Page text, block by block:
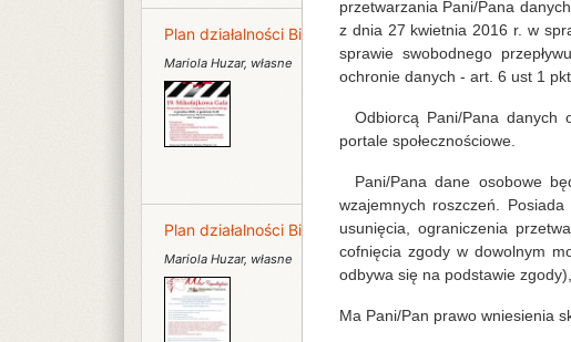
Plan działalności Biblioteki Publicznej Gminy Kłodzko
Mariola Huzar, własne
Plan działalności Biblioteki Publicznej Gminy Kłodzko
Mariola Huzar, własne
przetwarzania Pani/Pana
z dnia 27 kwietnia 2016 r. w
sprawie swobodnego
ochronie danych - art. 6 ust 1
Odbiorcą Pani/Pana danych
portale społecznościowe.
Pani/Pana dane osobowe
wzajemnych roszczeń.
usunięcia, ograniczenia
cofnięcia zgody w dowolnym
odbywa się na podstawie
Ma Pani/Pan prawo wniesienia